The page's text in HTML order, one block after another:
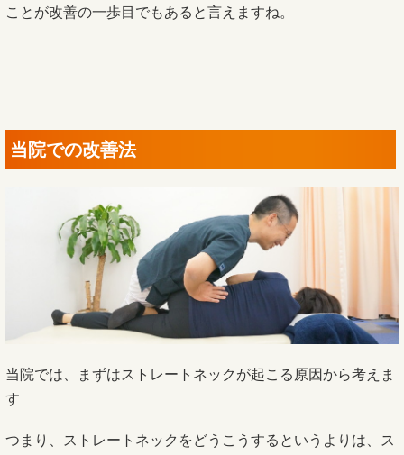
ことが改善の一歩目でもあると言えますね。
当院での改善法
当院では、まずはストレートネックが起こる原因から考えま
す
つまり、ストレートネックをどうこうするというよりは、ス